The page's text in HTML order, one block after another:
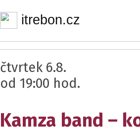
itrebon.cz
čtvrtek 6.8.
od 19:00 hod.
Kamza band –